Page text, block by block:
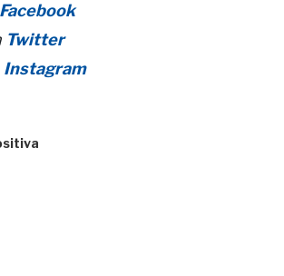
Facebook
Twitter
Instagram